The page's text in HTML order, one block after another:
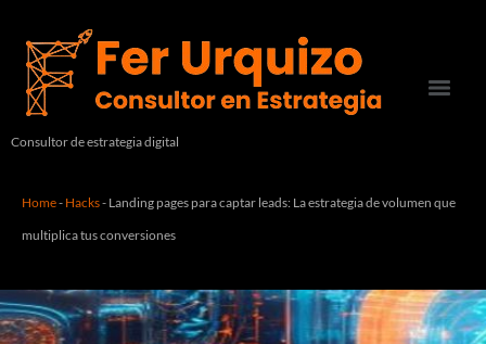
Consultor de estrategia digital
Home- Hacks- Landing pages para captar leads: La estrategia de volumen que
multiplica tus conversiones